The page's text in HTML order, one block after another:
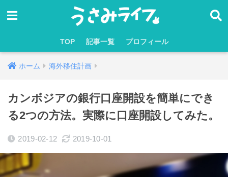
TOP 記事一覧 プロフィール
ホーム 海外移住計画
カンボジアの銀行口座開設を簡単にでき
る2つの方法。実際に口座開設してみた。
2019-02-12 2019-10-01